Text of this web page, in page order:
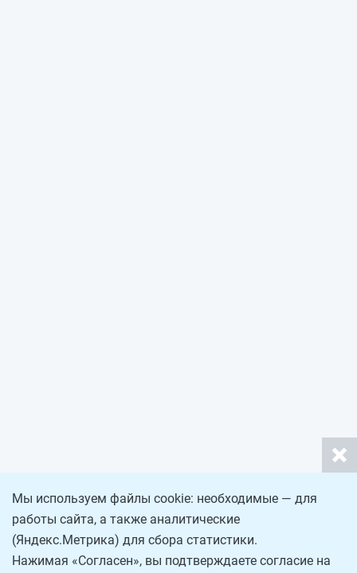
Мы используем файлы cookie: необходимые — для
работы сайта, а также аналитические
(Яндекс.Метрика) для сбора статистики.
Нажимая «Согласен», вы подтверждаете согласие на